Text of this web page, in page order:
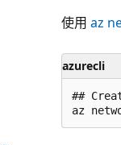
使用 az
azurecli
##